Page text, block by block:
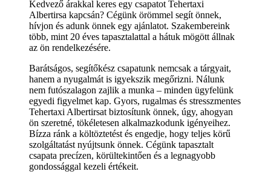
Kedvező árakkal keres egy csapatot Tehertaxi
Albertirsa kapcsán? Cégünk örömmel segít önnek,
hívjon és adunk önnek egy ajánlatot. Szakembereink
több, mint 20 éves tapasztalattal a hátuk mögött állnak
az ön rendelkezésére.
Barátságos, segítőkész csapatunk nemcsak a tárgyait,
hanem a nyugalmát is igyekszik megőrizni. Nálunk
nem futószalagon zajlik a munka – minden ügyfelünk
egyedi figyelmet kap. Gyors, rugalmas és stresszmentes
Tehertaxi Albertirsat biztosítunk önnek, úgy, ahogyan
ön szeretné, tökéletesen alkalmazkodunk igényeihez.
Bízza ránk a költöztetést és engedje, hogy teljes körű
szolgáltatást nyújtsunk önnek. Cégünk tapasztalt
csapata precízen, körültekintően és a legnagyobb
gondossággal kezeli értékeit.